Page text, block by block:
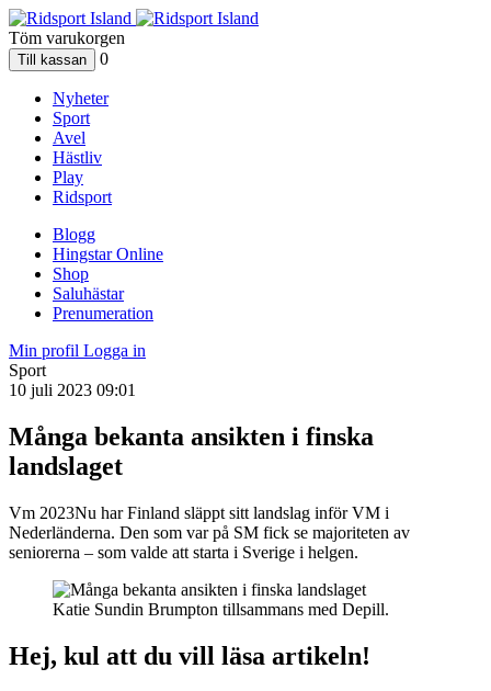
Töm varukorgen
0
Nyheter
Sport
Avel
Hästliv
Play
Ridsport
Blogg
Hingstar Online
Shop
Saluhästar
Prenumeration
Min profil Logga in
Sport
10 juli 2023 09:01
Många bekanta ansikten i finska
landslaget
Vm 2023Nu har Finland släppt sitt landslag inför VM i
Nederländerna. Den som var på SM fick se majoriteten av
seniorerna – som valde att starta i Sverige i helgen.
Katie Sundin Brumpton tillsammans med Depill.
Hej, kul att du vill läsa artikeln!